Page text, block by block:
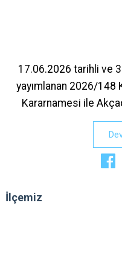
17.06.2026 tarihli ve
yayımlanan 2026/148
Kararnamesi ile
İlçemiz